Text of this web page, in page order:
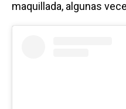
maquillada, algunas